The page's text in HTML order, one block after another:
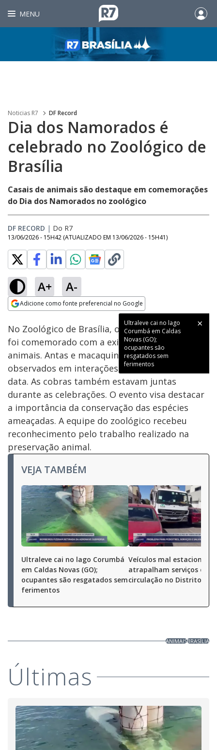
MENU
Noticias R7 DF Record
Dia dos Namorados é
celebrado no Zoológico de
Brasília
Casais de animais são destaque em comemorações
do Dia dos Namorados no zoológico
DF RECORD | Do R7
13/06/2026 - 15H42 (ATUALIZADO EM 13/06/2026 - 15H41)
A+ A-
Adicione como fonte preferencial no Google
Ultraleve cai no lago
Corumbá em Caldas
Novas (GO);
ocupantes são
resgatados sem
ferimentos
Ativar
Loaded:
50.89%
No Zoológico de Brasília, o Dia dos Namorados
foi comemorado com a exibição de casais de
animais. Antas e macaquinhos foram
observados em interações que simbolizavam a
data. As cobras também estavam juntas
durante as celebrações. O evento visa destacar
a importância da conservação das espécies
ameaçadas. A equipe do zoológico recebeu
reconhecimento pelo trabalho realizado na
preservação animal.
VEJA TAMBÉM
Ultraleve cai no lago Corumbá
em Caldas Novas (GO);
ocupantes são resgatados sem
ferimentos
Veículos mal
atrapalham serviços e a
circulação no Distrito
ANIMAISBRASÍLIA
Últimas